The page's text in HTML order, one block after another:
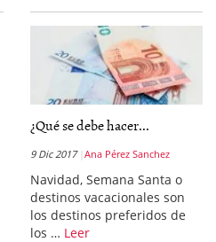
¿Qué se debe hacer...
9 Dic 2017 Ana Pérez Sanchez
Navidad, Semana Santa o
destinos vacacionales son
los destinos preferidos de
los … Leer